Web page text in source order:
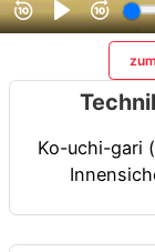
Ko-uchi-gari